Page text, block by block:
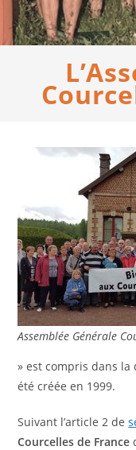
Assemblée Générale
» est compris dans la
été créée en 1999.
Suivant l’article 2 de
Courcelles de France